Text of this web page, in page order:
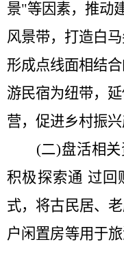
景"等因素，推动
风景带，打造白
形成点线面相结
游民宿为纽带，
营，促进乡村振兴
(二)盘活相关
积极探索通 过回
式，将古民居、
户闲置房等用于